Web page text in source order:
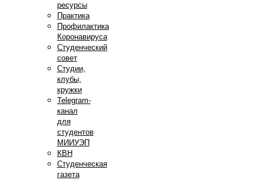
ресурсы
Практика
Профилактика
Коронавируса
Студенческий
совет
Студии,
клубы,
кружки
Telegram-
канал
для
студентов
МИИУЭП
КВН
Студенческая
газета